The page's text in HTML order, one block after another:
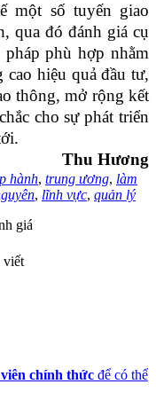
một số tuyến giao
qua đó đánh giá cụ
phù hợp nhằm
hiệu quả đầu tư,
thông, mở rộng kết
cho sự phát triển
Thu Hương
hành, trung ương, làm
, lĩnh vực, quản lý
giá
viết
chính thức để có thể